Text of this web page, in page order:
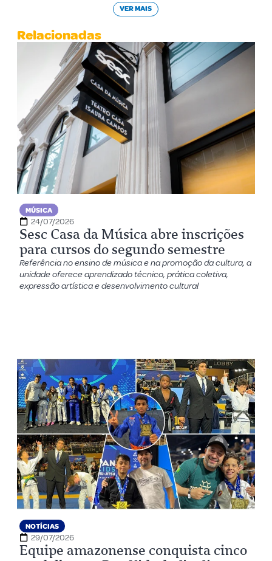
VER MAIS
Relacionadas
MÚSICA
24/07/2026
Sesc Casa da Música abre inscrições
para cursos do segundo semestre
Referência no ensino de música e na promoção da cultura, a
unidade oferece aprendizado técnico, prática coletiva,
expressão artística e desenvolvimento cultural
NOTÍCIAS
29/07/2026
Equipe amazonense conquista cinco